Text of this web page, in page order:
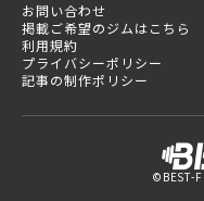
お問い合わせ
掲載ご希望のジムはこちら
利用規約
プライバシーポリシー
記事の制作ポリシー
©BEST-